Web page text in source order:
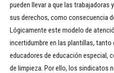
pueden llevar a que las trabajadoras
sus derechos, como consecuencia
Lógicamente este modelo de
incertidumbre en las plantillas,
educadores de educación especial,
de limpieza. Por ello, los sindicatos